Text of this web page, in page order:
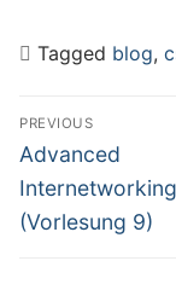
Tagged blog,
PREVIOUS
Previous
post:
Advanced
Internetworking
(Vorlesung 9)